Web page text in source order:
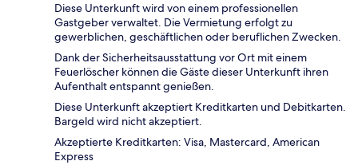
Diese Unterkunft wird von einem professionellen
Gastgeber verwaltet. Die Vermietung erfolgt zu
gewerblichen, geschäftlichen oder beruflichen Zwecken.
Dank der Sicherheitsausstattung vor Ort mit einem
Feuerlöscher können die Gäste dieser Unterkunft ihren
Aufenthalt entspannt genießen.
Diese Unterkunft akzeptiert Kreditkarten und Debitkarten.
Bargeld wird nicht akzeptiert.
Akzeptierte Kreditkarten: Visa, Mastercard, American
Express